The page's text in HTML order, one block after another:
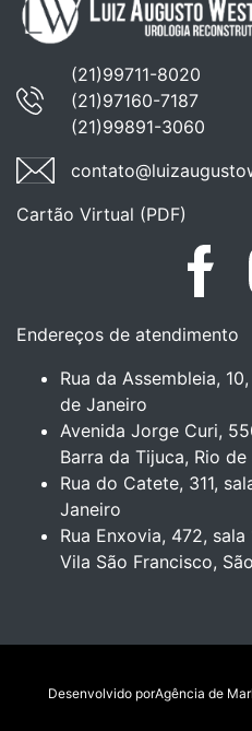
(21)99711-8020
(21)97160-7187
(21)99891-3060
Cartão Virtual (PDF)
Endereços de atendimento
Rua da Assembleia,
de Janeiro
Avenida Jorge Curi,
Barra da Tijuca, Rio
Rua do Catete, 311,
Janeiro
Rua Enxovia, 472,
Vila São Francisco,
Desenvolvido porAgência de